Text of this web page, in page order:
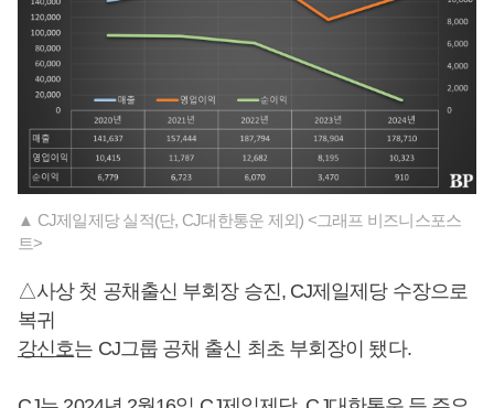
▲ CJ제일제당 실적(단, CJ대한통운 제외) <그래프 비즈니스포스
트>
△사상 첫 공채출신 부회장 승진, CJ제일제당 수장으로
복귀
강신호는 CJ그룹 공채 출신 최초 부회장이 됐다.